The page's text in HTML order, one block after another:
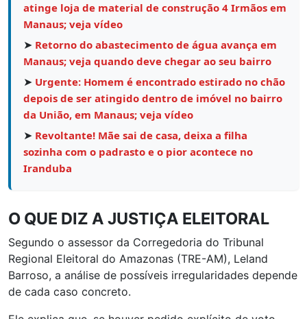
atinge loja de material de construção 4 Irmãos em
Manaus; veja vídeo
➤ Retorno do abastecimento de água avança em
Manaus; veja quando deve chegar ao seu bairro
➤ Urgente: Homem é encontrado estirado no chão
depois de ser atingido dentro de imóvel no bairro
da União, em Manaus; veja vídeo
➤ Revoltante! Mãe sai de casa, deixa a filha
sozinha com o padrasto e o pior acontece no
Iranduba
O QUE DIZ A JUSTIÇA ELEITORAL
Segundo o assessor da Corregedoria do Tribunal
Regional Eleitoral do Amazonas (TRE-AM), Leland
Barroso, a análise de possíveis irregularidades depende
de cada caso concreto.